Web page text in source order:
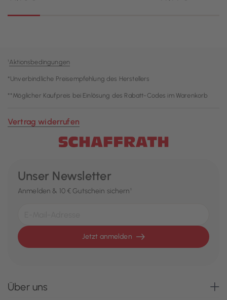
¹Aktionsbedingungen
*Unverbindliche Preisempfehlung des Herstellers
**Möglicher Kaufpreis bei Einlösung des Rabatt-Codes im Warenkorb
Vertrag widerrufen
Unser Newsletter
Anmelden & 10 € Gutschein sichern¹
Jetzt anmelden
Über uns